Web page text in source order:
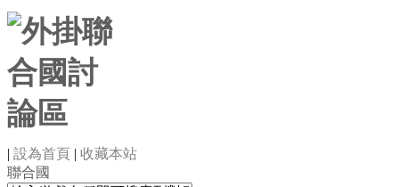
| 設為首頁 | 收藏本站
聯合國